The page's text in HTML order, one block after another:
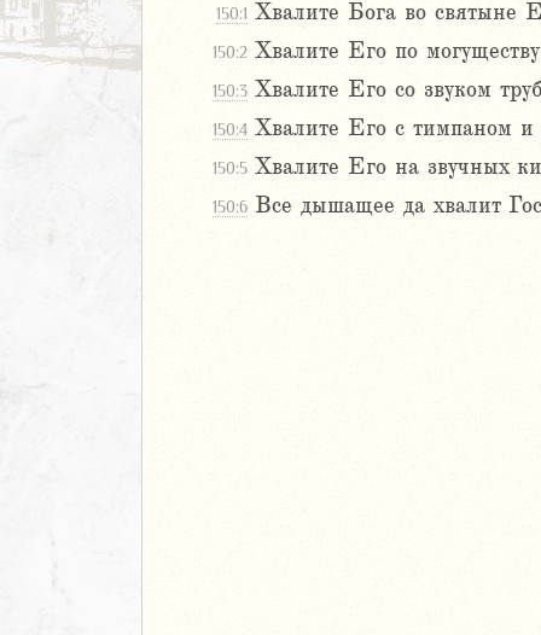
150:1 Хвалите Бога во святыне
150:2 Хвалите Его по
150:3 Хвалите Его со звуком
150:4 Хвалите Его с тимпаном и
150:5 Хвалите Его на звучных
150:6 Все дышащее да хвалит